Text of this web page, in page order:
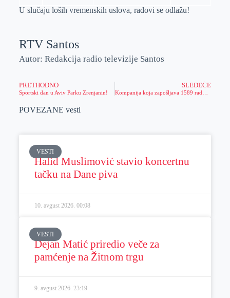
U slučaju loših vremenskih uslova, radovi se odlažu!
RTV Santos
Autor: Redakcija radio televizije Santos
PRETHODNO
Sportski dan u Aviv Parku Zrenjanin!
SLEDEĆE
POVEZANE vesti
VESTI
Halid Muslimović stavio koncertnu
tačku na Dane piva
10. avgust 2026. 00:08
VESTI
Dejan Matić priredio veče za
pamćenje na Žitnom trgu
9. avgust 2026. 23:19